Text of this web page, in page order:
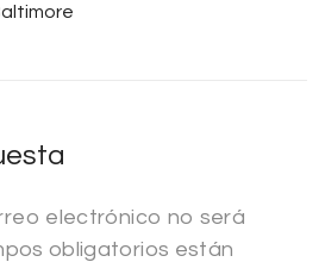
electrónico no será
obligatorios están